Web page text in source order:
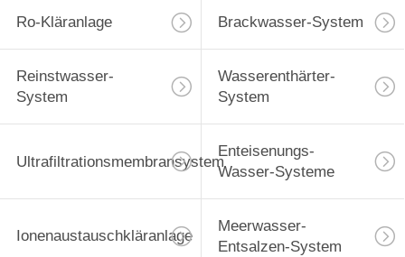
Ro-Kläranlage Brackwasser-System
Reinstwasser-
System
Wasserenthärter-
System
Ultrafiltrationsmembransystem
Enteisenungs-
Wasser-Systeme
Ionenaustauschkläranlage
Meerwasser-
Entsalzen-System